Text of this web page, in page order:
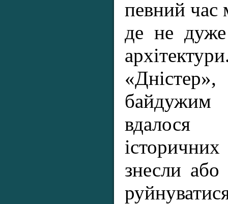
певний час
де не
байдужим
знесли